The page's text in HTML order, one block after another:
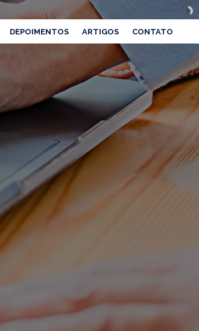
DEPOIMENTOS ARTIGOS CONTATO